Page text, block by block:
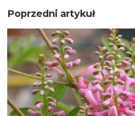
Poprzedni artykuł